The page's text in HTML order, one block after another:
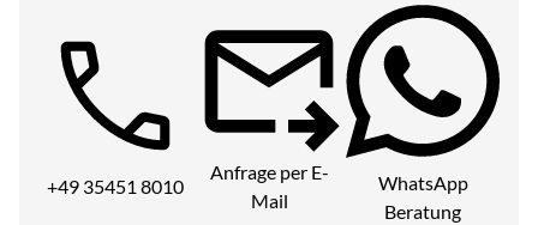
Telefon:
+49 35451 8010
Anfrage per E-
Mail
WhatsApp
Beratung